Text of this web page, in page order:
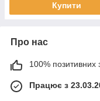
Купити
Про нас
100% позитивних
Працює з